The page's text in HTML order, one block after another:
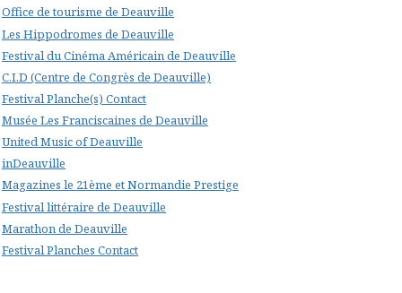
Office de tourisme de Deauville
Les Hippodromes de Deauville
Festival du Cinéma Américain de Deauville
C.I.D (Centre de Congrès de Deauville)
Festival Planche(s) Contact
Musée Les Franciscaines de Deauville
United Music of Deauville
inDeauville
Magazines le 21ème et Normandie Prestige
Festival littéraire de Deauville
Marathon de Deauville
Festival Planches Contact